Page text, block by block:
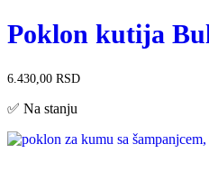
Poklon kutija
6.430,00 RSD
✅ Na stanju